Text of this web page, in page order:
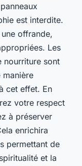
est interdite.
offrande,
Les
nourriture sont
cet effet. En
votre respect
à préserver
enrichira
permettant de
et la